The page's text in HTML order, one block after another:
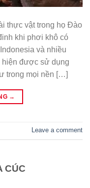
thực vật trong họ Đào
khi phơi khô có
và nhiều
hiện được sử dụng
trong mọi nền […]
→
Leave a comment
CÚC